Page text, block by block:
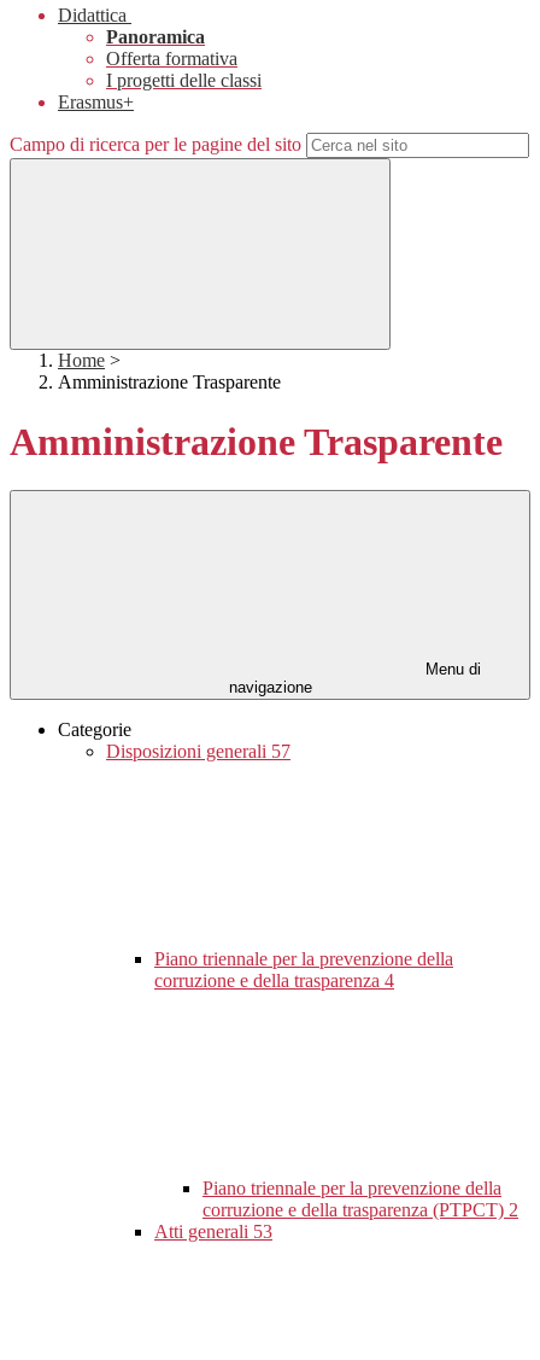
Didattica
Panoramica
Offerta formativa
I progetti delle classi
Erasmus+
Campo di ricerca per le pagine del sito
Home >
Amministrazione Trasparente
Amministrazione Trasparente
Menu di
navigazione
Categorie
Disposizioni generali 57
Piano triennale per la prevenzione della
corruzione e della trasparenza 4
Piano triennale per la prevenzione della
corruzione e della trasparenza (PTPCT) 2
Atti generali 53